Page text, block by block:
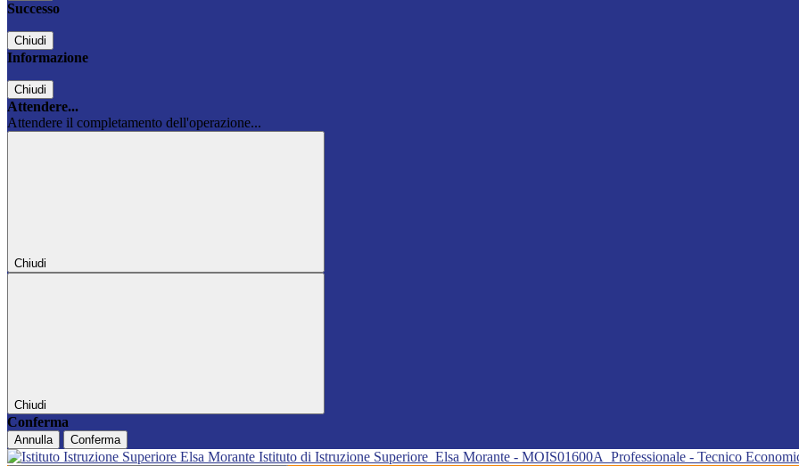
Successo
Chiudi
Informazione
Chiudi
Attendere...
Attendere il completamento dell'operazione...
Chiudi
Chiudi
Conferma
Annulla Conferma
Istituto di Istruzione Superiore Elsa Morante - MOIS01600A Professionale - Tecnico